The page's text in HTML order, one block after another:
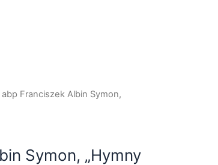
abp Franciszek Albin Symon,
Symon, „Hymny